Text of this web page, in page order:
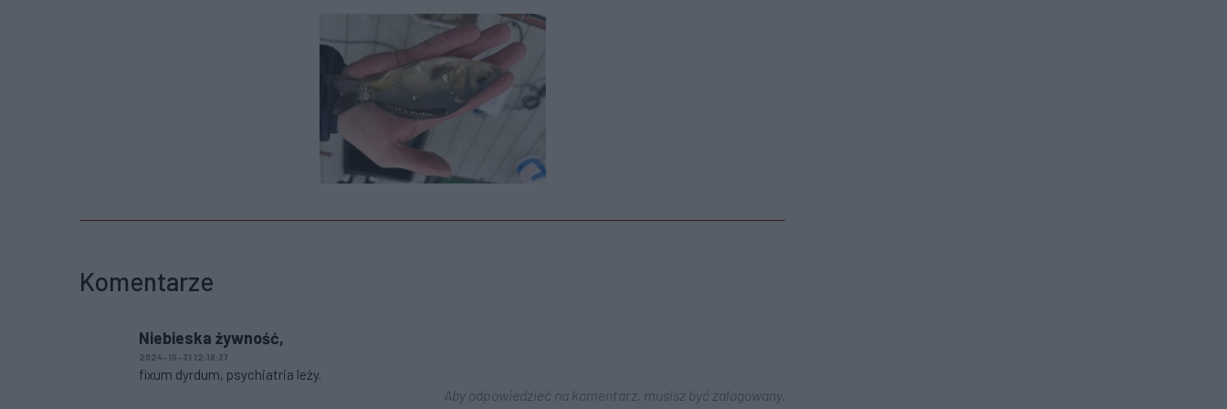
Komentarze
Niebieska żywność,
2024-10-31 12:18:37
fixum dyrdum, psychiatria leży.
Aby odpowiedzieć na komentarz, musisz być zalogowany.